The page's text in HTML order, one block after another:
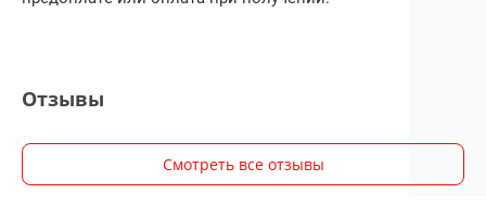
Отзывы
Смотреть все отзывы